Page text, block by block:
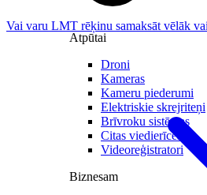
Atpūtai
Droni
Kameras
Kameru piederumi
Elektriskie skrejriteņi
Brīvroku sistēmas
Citas viedierīces
Videoreģistratori
Biznesam
Vai varu LMT rēķinu samaksāt vēlāk